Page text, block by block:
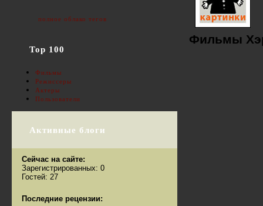
Фильмы
полное облако тегов
Top 100
Фильмы
Режиссеры
Актеры
Пользователи
Активные блоги
Сейчас на сайте:
Зарегистрированных: 0
Гостей: 27
Последние рецензии: